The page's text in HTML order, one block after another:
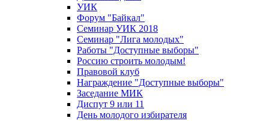
УИК
Форум "Байкал"
Семинар УИК 2018
Семинар "Лига молодых"
Работы "Доступные выборы"
Россию строить молодым!
Правовой клуб
Награждение "Доступные выборы"
Заседание МИК
Диспут 9 или 11
День молодого избирателя